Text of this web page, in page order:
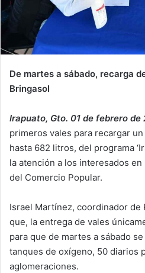
De martes a sábado, recarga
Bringasol
Irapuato, Gto. 01 de febrero de
primeros vales para recargar
hasta 682 litros, del programa
la atención a los interesados en
del Comercio Popular.
Israel Martínez, coordinador
que, la entrega de vales
para que de martes a sábado
tanques de oxígeno, 50 diarios
aglomeraciones.